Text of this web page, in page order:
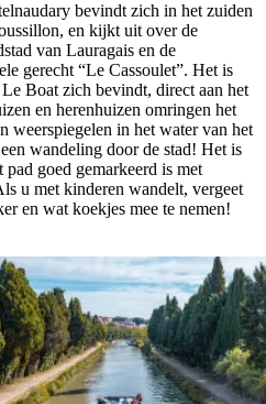
bevindt zich in het zuiden
en kijkt uit over de
van Lauragais en de
gerecht “Le Cassoulet”. Het is
Boat zich bevindt, direct aan het
en herenhuizen omringen het
weerspiegelen in het water van het
wandeling door de stad! Het is
goed gemarkeerd is met
u met kinderen wandelt, vergeet
en wat koekjes mee te nemen!